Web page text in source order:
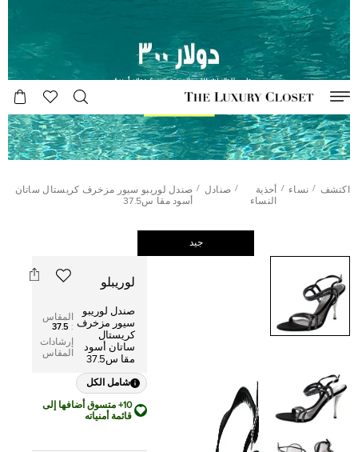
اكتشف / نساء /
أحذية
النساء
/ صنادل / صندل لوريبو سيور مزخرف كريستال ساتان
أسود مقا س37.5
جيد
لوريبلو
صندل لوريبو
سيور مزخرف
كريستال
ساتان أسود
مقا س37.5
المقاس
:
37.5
إرشادات
المقاس
شامل الكل
10+ متسوق أضافها إلى
قائمة أمنياته